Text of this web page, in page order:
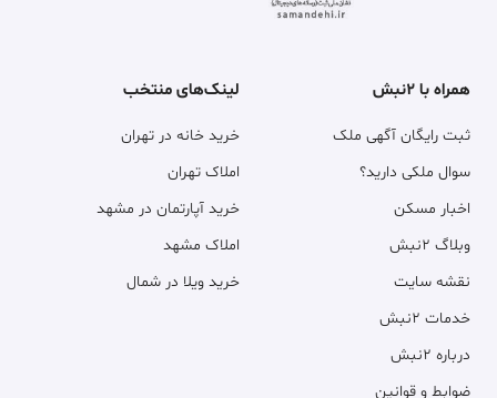
همراه با ۲نبش
ثبت رایگان آگهی ملک
سوال ملکی دارید؟
اخبار مسکن
وبلاگ ۲نبش
نقشه سایت
خدمات ۲نبش
درباره ۲نبش
ضوابط و قوانین
لینک‌های منتخب
خرید خانه در تهران
املاک تهران
خرید آپارتمان در مشهد
املاک مشهد
خرید ویلا در شمال